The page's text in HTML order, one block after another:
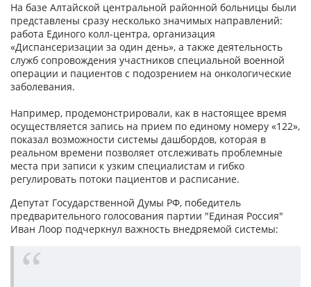
На базе Алтайской центральной районной больницы были
представлены сразу несколько значимых направлений:
работа Единого колл-центра, организация
«Диспансеризации за один день», а также деятельность
служб сопровождения участников специальной военной
операции и пациентов с подозрением на онкологические
заболевания.
Например, продемонстрировали, как в настоящее время
осуществляется запись на прием по единому номеру «122»,
показал возможности системы дашбордов, которая в
реальном времени позволяет отслеживать проблемные
места при записи к узким специалистам и гибко
регулировать потоки пациентов и расписание.
Депутат Государственной Думы РФ, победитель
предварительного голосования партии "Единая Россия"
Иван Лоор подчеркнул важность внедряемой системы: